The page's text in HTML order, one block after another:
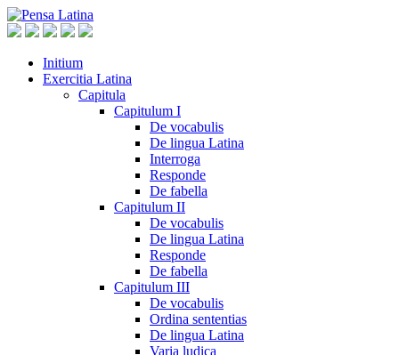
Initium
Exercitia Latina
Capitula
Capitulum I
De vocabulis
De lingua Latina
Interroga
Responde
De fabella
Capitulum II
De vocabulis
De lingua Latina
Responde
De fabella
Capitulum III
De vocabulis
Ordina sententias
De lingua Latina
Varia ludica